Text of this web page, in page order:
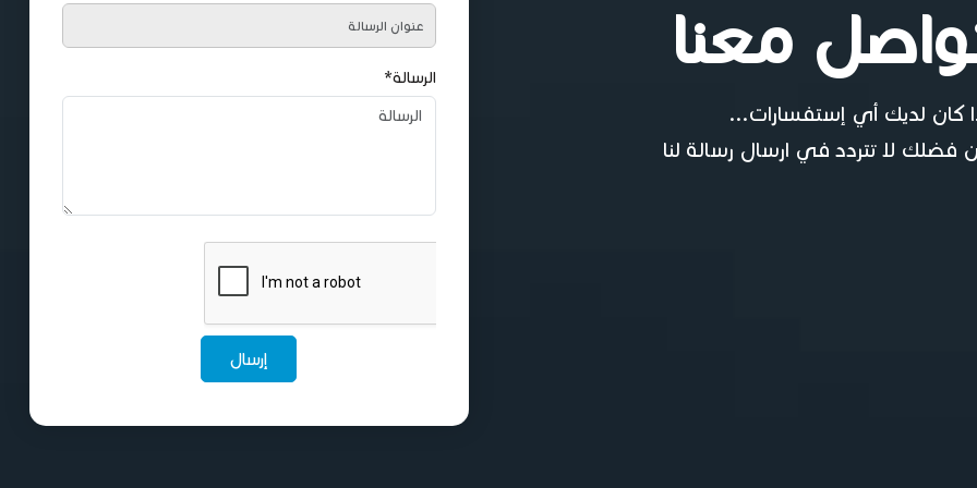
معنا
كان لديك أي إستفسارات...
فضلك لا تتردد في ارسال رسالة لنا
الرسالة*
إرسال